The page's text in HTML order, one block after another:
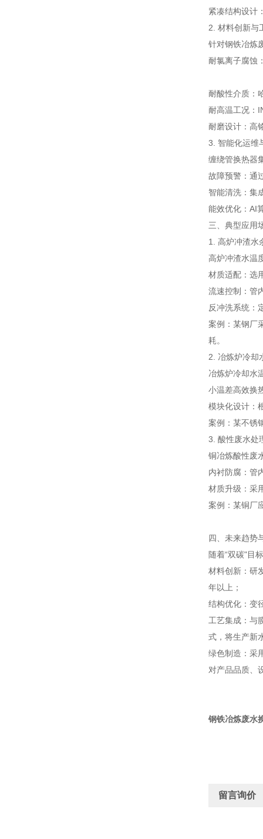
紧凑结构设计
2. 材料创新与
针对钢铁冶炼
耐氯离子腐蚀
耐酸性介质：
耐高温工况：
耐磨设计：高
3. 智能化运维
缠绕管换热器
故障预警：通
智能清洗：集
能效优化：AI
三、典型应用
1. 高炉冲渣水
高炉冲渣水温
材质适配：选
流速控制：管
反冲洗系统：
案例：某钢厂
耗。
2. 冶炼炉冷却
冶炼炉冷却水
小温差高效换
模块化设计：
案例：某不锈
3. 酸性废水处
铜冶炼酸性废
内衬防腐：管
材质升级：采
案例：某铜厂
四、未来趋势
随着“双碳"目
材料创新：研
年以上；
结构优化：变
工艺集成：与
式，将生产新
绿色制造：采
对产品品质、
钢铁冶炼废水
留言询价